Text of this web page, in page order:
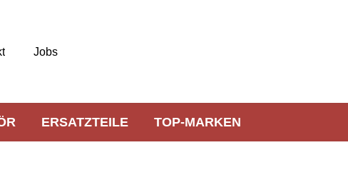
Jobs
ERSATZTEILE TOP-MARKEN